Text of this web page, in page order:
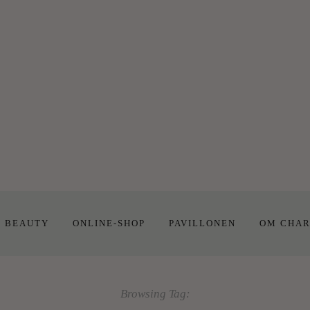
BEAUTY ONLINE-SHOP PAVILLONEN OM
Browsing Tag: